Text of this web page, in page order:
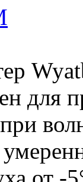
для